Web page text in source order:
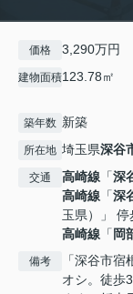
価格 3,290万円
建物面積123.78㎡
築年数 新築
所在地 埼玉県深谷
交通 高崎線 「深
高崎線 「深
玉県）」 停
高崎線 「 岡
備考
「深谷市
オシ。徒歩